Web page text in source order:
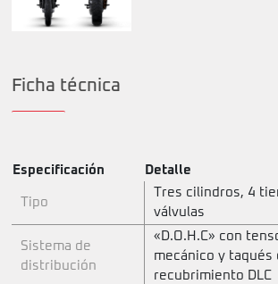
Ficha técnica
Especificación Detalle
Tipo
Tres cilindros, 4
válvulas
Sistema de
distribución
«D.O.H.C» con
mecánico y taqués
recubrimiento DLC